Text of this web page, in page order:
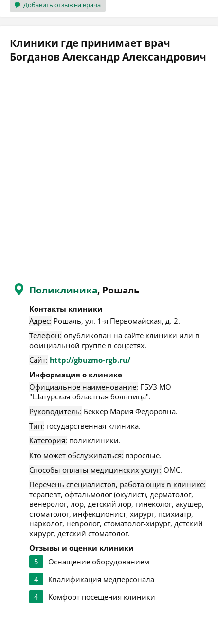
Добавить отзыв на врача
Клиники где принимает врач
Богданов Александр Александрович
Поликлиника, Рошаль
Контакты клиники
Адрес: Рошаль, ул. 1-я Первомайская, д. 2.
Телефон: опубликован на сайте клиники или в
официальной группе в соцсетях.
Сайт: http://gbuzmo-rgb.ru/
Информация о клинике
Официальное наименование: ГБУЗ МО
"Шатурская областная больница".
Руководитель: Беккер Мария Федоровна.
Тип: государственная клиника.
Категория: поликлиники.
Кто может обслуживаться: взрослые.
Способы оплаты медицинских услуг: ОМС.
Перечень специалистов, работающих в клинике:
терапевт, офтальмолог (окулист), дерматолог,
венеролог, лор, детский лор, гинеколог, акушер,
стоматолог, инфекционист, хирург, психиатр,
нарколог, невролог, стоматолог-хирург, детский
хирург, детский стоматолог.
Отзывы и оценки клиники
5
Оснащение оборудованием
4
Квалификация медперсонала
4
Комфорт посещения клиники